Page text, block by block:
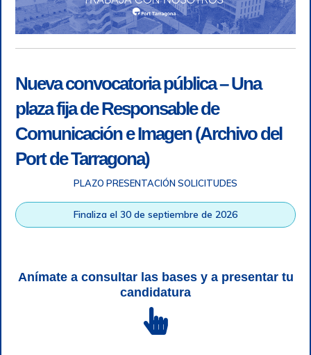
grabación telefónica
| SGSI |
Login
Autoridad Portuaria de Tarragona © Todos los derechos
Nueva convocatoria pública – Una
plaza fija de Responsable de
Comunicación e Imagen (Archivo del
Port de Tarragona)
PLAZO PRESENTACIÓN SOLICITUDES
Finaliza el 30 de septiembre de 2026
Anímate a consultar las bases y a presentar tu
candidatura